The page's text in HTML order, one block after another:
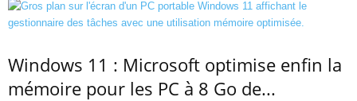
Windows 11 : Microsoft optimise enfin la
mémoire pour les PC à 8 Go de...